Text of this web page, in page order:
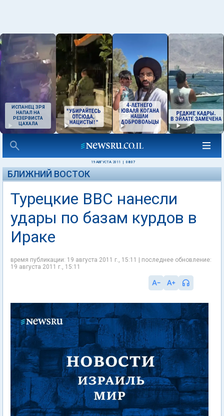
ИСПАНЕЦ ЗРЯ
НАПАЛ НА
РЕЗЕРВИСТА
ЦАХАЛА
19 АВГУСТА 2011 08:07
БЛИЖНИЙ ВОСТОК
Турецкие ВВС нанесли
удары по базам курдов в
Ираке
время публикации: 19 августа 2011 г., 15:11 | последнее обновление:
19 августа 2011 г., 15:11